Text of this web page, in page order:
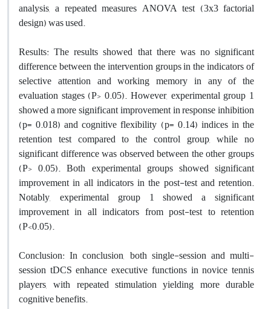
analysis, a repeated measures ANOVA test (3x3 factorial
design) was used.
Results: The results showed that there was no significant
difference between the intervention groups in the indicators of
selective attention and working memory in any of the
evaluation stages (P> 0.05). However, experimental group 1
showed a more significant improvement in response inhibition
(p= 0.018) and cognitive flexibility (p= 0.14) indices in the
retention test compared to the control group, while no
significant difference was observed between the other groups
(P> 0.05). Both experimental groups showed significant
improvement in all indicators in the post-test and retention.
Notably, experimental group 1 showed a significant
improvement in all indicators from post-test to retention
(P<0.05).
Conclusion: In conclusion, both single-session and multi-
session tDCS enhance executive functions in novice tennis
players, with repeated stimulation yielding more durable
cognitive benefits.